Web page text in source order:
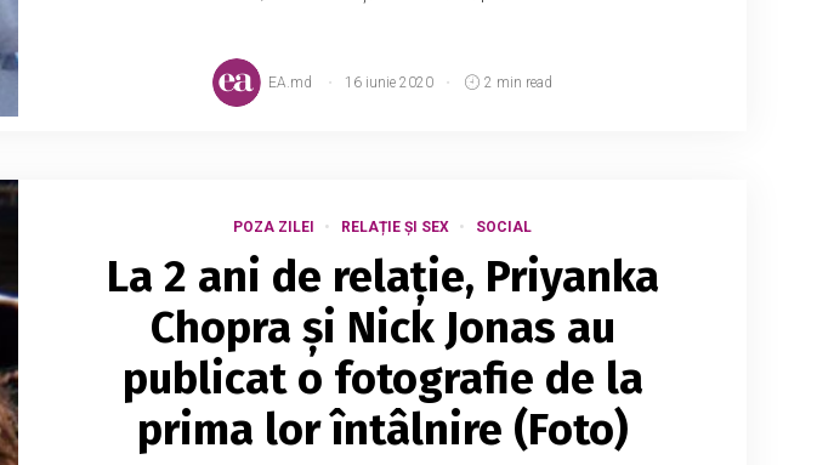
EA.md 16 iunie 2020 2 min read
POZA ZILEI RELAȚIE ȘI SEX SOCIAL
La 2 ani de relație, Priyanka
Chopra și Nick Jonas au
publicat o fotografie de la
prima lor întâlnire (Foto)